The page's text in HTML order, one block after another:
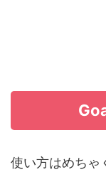
使い方はめちゃ